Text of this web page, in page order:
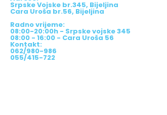
Srpske Vojske br.345, Bijeljina
Cara Uroša br.56, Bijeljina
Radno vrijeme:
08:00-20:00h - Srpske vojske 345
08:00 - 16:00 - Cara Uroša 56
Kontakt:
062/980-986
055/415-722